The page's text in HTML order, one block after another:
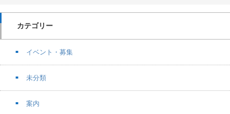
カテゴリー
イベント・募集
未分類
案内